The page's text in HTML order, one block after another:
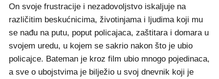
On svoje frustracije i nezadovoljstvo iskaljuje na
različitim beskućnicima, životinjama i ljudima koji mu
se nađu na putu, poput policajaca, zaštitara i domara u
svojem uredu, u kojem se sakrio nakon što je ubio
policajce. Bateman je kroz film ubio mnogo pojedinaca,
a sve o ubojstvima je bilježio u svoj dnevnik koji je